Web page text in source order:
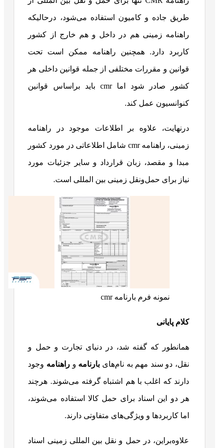
طریق جاده و کامیون استفاده می‌شود، درحالیکه
راهنامه زمینی هم در داخل و هم خارج از کشور
کاربرد دارد. همچنین راهنامه ممکن است تحت
قوانین و مقررات مختلفی از جمله قوانین داخلی هر
کشور صادر شود اما cmr باید براساس قوانین
کنوانسیون عمل کند.
درنهایت، علاوه بر اطلاعات موجود در راهنامه
زمینی، راهنامه cmr شامل اطلاعاتی در مورد کشور
مبدا و مقصد، زبان قرارداد و سایر جزئیات مورد
نیاز برای حمل‌و‌نقل زمینی بین المللی است.
نمونه فرم بارنامه cmr
کلام پایانی
همانطور که گفته شد، در دنیای تجارت و حمل و
نقل، دو سند مهم به نام‌های بارنامه و راهنامه وجود
دارند که اغلب با هم اشتباه گرفته می‌شوند. هرچند
هر دو این اسناد برای حمل کالا استفاده می‌شوند،
اما کاربردها و ویژگی‌های متفاوتی دارند.
علاوه‌براین، در حمل و نقل بین المللی زمینی اسناد